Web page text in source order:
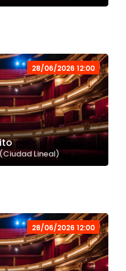
28/06/2026 12:00
Lineal)
28/06/2026 12:00